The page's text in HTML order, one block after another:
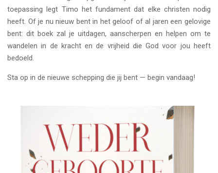
toepassing legt Timo het fundament dat elke christen nodig
heeft. Of je nu nieuw bent in het geloof of al jaren een gelovige
bent: dit boek zal je uitdagen, aanscherpen en helpen om te
wandelen in de kracht en de vrijheid die God voor jou heeft
bedoeld.
Sta op in de nieuwe schepping die jij bent — begin vandaag!